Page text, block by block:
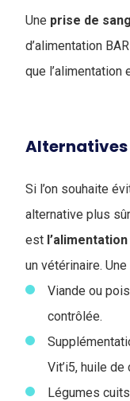
Une prise de sang
d’alimentation
que l’alimentation
Alternatives
Si l’on souhaite
alternative plus
est l’alimentation
un vétérinaire.
Viande ou
contrôlée.
Vit’i5, huile
Légumes